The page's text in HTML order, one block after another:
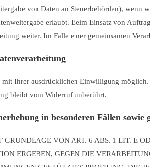
von Daten an Steuerbehörden), wenn
erlaubt. Beim Einsatz von
weiter. Im Falle einer gemeinsamen
Ihrer ausdrücklichen Einwilligung
bleibt vom Widerruf unberührt.
in besonderen Fällen
VON ART. 6 ABS. 1 LIT. E
ERGEBEN, GEGEN DIE